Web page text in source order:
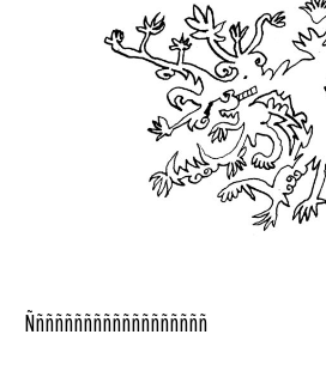
Ñññññññññññññññññññ